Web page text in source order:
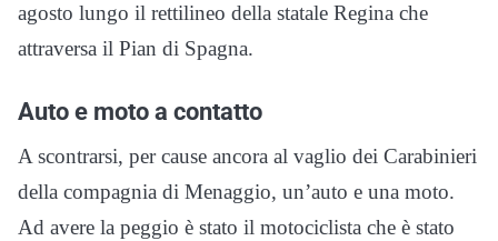
agosto lungo il rettilineo della statale Regina che
attraversa il Pian di Spagna.
Auto e moto a contatto
A scontrarsi, per cause ancora al vaglio dei Carabinieri
della compagnia di Menaggio, un’auto e una moto.
Ad avere la peggio è stato il motociclista che è stato